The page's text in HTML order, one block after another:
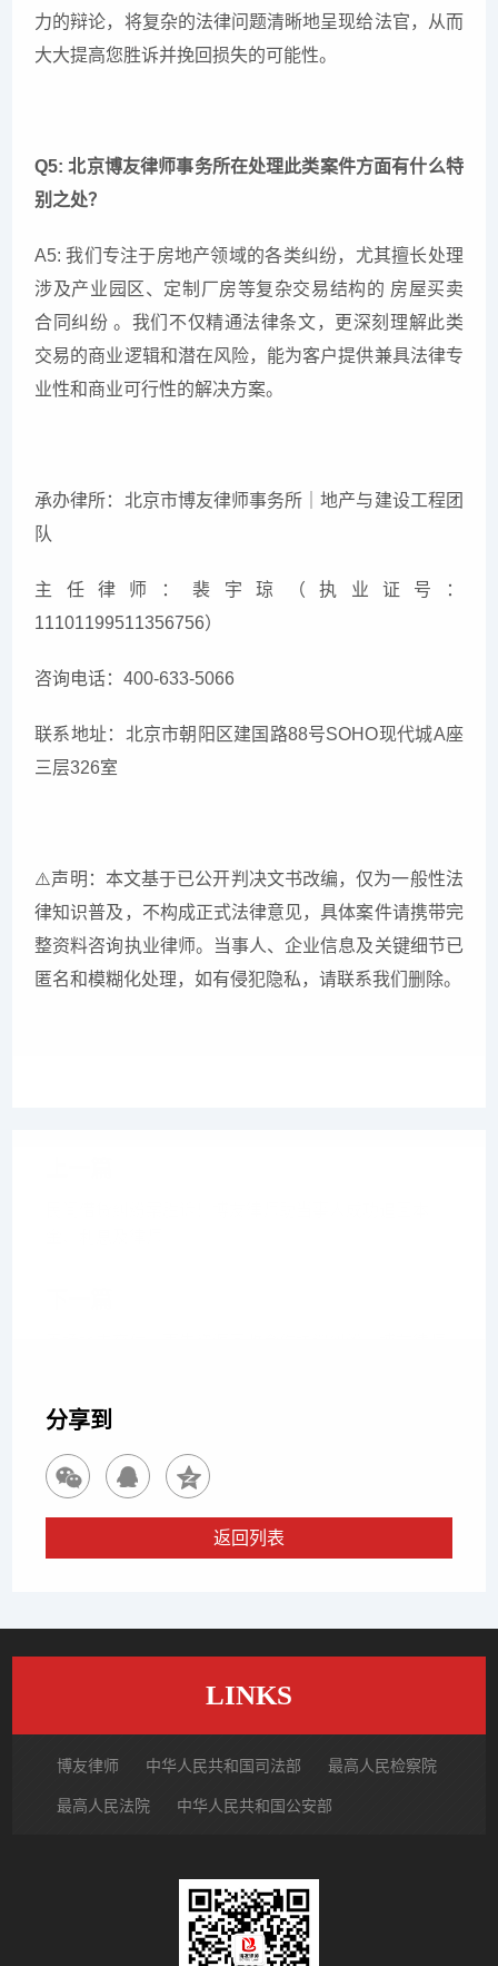
力的辩论，将复杂的法律问题清晰地呈现给法官，从而
大大提高您胜诉并挽回损失的可能性。
Q5: 北京博友律师事务所在处理此类案件方面有什么特
别之处？
A5: 我们专注于房地产领域的各类纠纷，尤其擅长处理
涉及产业园区、定制厂房等复杂交易结构的 房屋买卖
合同纠纷 。我们不仅精通法律条文，更深刻理解此类
交易的商业逻辑和潜在风险，能为客户提供兼具法律专
业性和商业可行性的解决方案。
承办律所：北京市博友律师事务所｜地产与建设工程团
队
主任律师：裴宇琼（执业证号：
11101199511356756）
咨询电话：400-633-5066
联系地址：北京市朝阳区建国路88号SOHO现代城A座
三层326室
⚠️声明：本文基于已公开判决文书改编，仅为一般性法
律知识普及，不构成正式法律意见，具体案件请携带完
整资料咨询执业律师。当事人、企业信息及关键细节已
匿名和模糊化处理，如有侵犯隐私，请联系我们删除。
分享到
返回列表
LINKS
博友律师 中华人民共和国司法部 最高人民检察院
最高人民法院 中华人民共和国公安部
北京市朝阳区律师协会 中国裁判文书网